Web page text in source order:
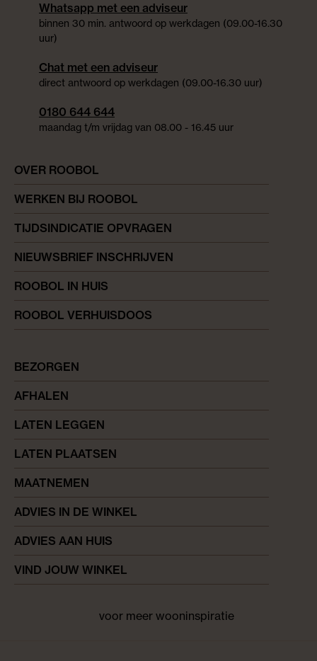
OVER ROOBOL
WERKEN BIJ ROOBOL
TIJDSINDICATIE OPVRAGEN
NIEUWSBRIEF INSCHRIJVEN
ROOBOL IN HUIS
ROOBOL VERHUISDOOS
BEZORGEN
AFHALEN
LATEN LEGGEN
LATEN PLAATSEN
MAATNEMEN
ADVIES IN DE WINKEL
ADVIES AAN HUIS
VIND JOUW WINKEL
Whatsapp met een adviseur
binnen 30 min. antwoord op werkdagen (09.00-16.30
uur)
Chat met een adviseur
direct antwoord op werkdagen (09.00-16.30 uur)
0180 644 644
maandag t/m vrijdag van 08.00 - 16.45 uur
voor meer wooninspiratie